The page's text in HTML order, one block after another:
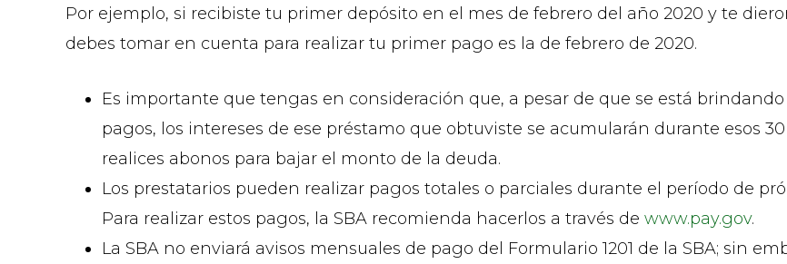
Por ejemplo, si recibiste tu primer depósito en el mes de febrero del año 2020 y te
debes tomar en cuenta para realizar tu primer pago es la de febrero de 2020.
Es importante que tengas en consideración que, a pesar de que se está
pagos, los intereses de ese préstamo que obtuviste se acumularán durante esos
realices abonos para bajar el monto de la deuda.
Los prestatarios pueden realizar pagos totales o parciales durante el período de
Para realizar estos pagos, la SBA recomienda hacerlos a través de www.pay.gov.
La SBA no enviará avisos mensuales de pago del Formulario 1201 de la SBA; sin